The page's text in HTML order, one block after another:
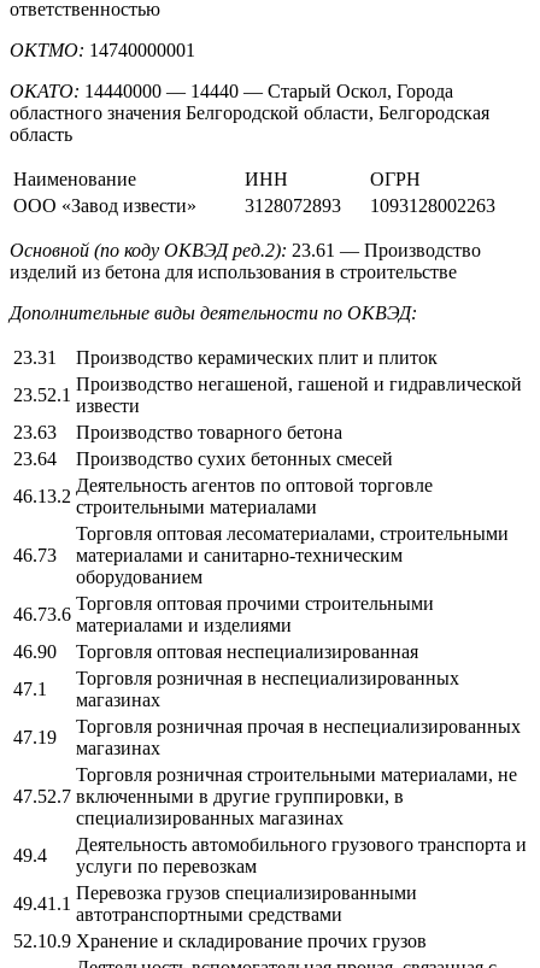
ответственностью
ОКТМО: 14740000001
ОКАТО: 14440000 — 14440 — Старый Оскол, Города
областного значения Белгородской области, Белгородская
область
Наименование ИНН
ОГРН
ООО «Завод извести»
3128072893 1093128002263
Основной (по коду ОКВЭД ред.2): 23.61 — Производство
изделий из бетона для использования в строительстве
Дополнительные виды деятельности по ОКВЭД:
23.31
Производство керамических плит и плиток
23.52.1
Производство негашеной, гашеной и гидравлической
извести
23.63
Производство товарного бетона
23.64
Производство сухих бетонных смесей
46.13.2
Деятельность агентов по оптовой торговле
строительными материалами
46.73
Торговля оптовая лесоматериалами, строительными
материалами и санитарно-техническим
оборудованием
46.73.6
Торговля оптовая прочими строительными
материалами и изделиями
46.90
Торговля оптовая неспециализированная
47.1
Торговля розничная в неспециализированных
магазинах
47.19
Торговля розничная прочая в неспециализированных
магазинах
47.52.7
Торговля розничная строительными материалами, не
включенными в другие группировки, в
специализированных магазинах
49.4
Деятельность автомобильного грузового транспорта и
услуги по перевозкам
49.41.1
Перевозка грузов специализированными
автотранспортными средствами
52.10.9 Хранение и складирование прочих грузов